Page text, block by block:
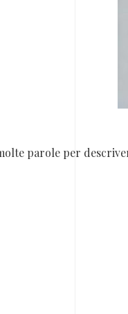
parole per